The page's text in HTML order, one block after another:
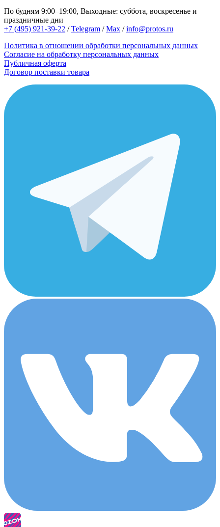
По будням 9:00–19:00, Выходные: суббота, воскресенье и
праздничные дни
+7 (495) 921-39-22 /Telegram /Max /info@protos.ru
Политика в отношении обработки персональных данных
Согласие на обработку персональных данных
Публичная оферта
Договор поставки товара